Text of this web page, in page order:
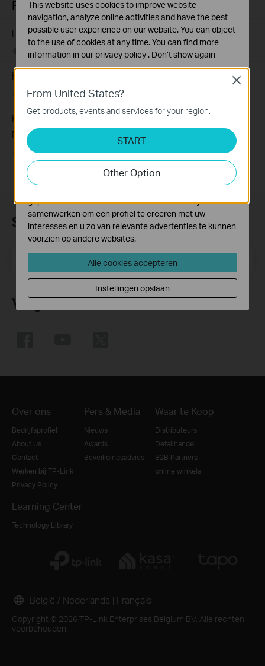
FAQs
How to Find the Model Number of Your TP-Link Device
01-12-2018 7625175
Hoe vind ik de hardware versie van een TP-Link product?
07-22-2016 25765498views
How to Find the Serial Number (S/N) on Your TP-Link
Device
03-19-2013 489173views
Subscription
Email Address
Volg Ons
Over ons
Bedrijfsprofiel
About Us
Contact
Werken bij TP-Link
Privacy Policy
Pers & Media
Nieuws
Awards
Beveiligingsadvies
Waar te Koop
Distributeurs
Detailhandel
B2B Partners
online winkels
Learning Center
Technology Library
Copyright © 2026 TP-Link Enterprises Belgium BV. Alle rechten
voorbehouden.
België / Nederlands | Français
From United States?
Get products, events and services for your region.
START
Other Option
Close
This website uses cookies to improve website
navigation, analyze online activities and have the best
possible user experience on our website. You can object
to the use of cookies at any time. You can find more
information in our privacy policy . Don’t show again
Deze cookies zijn noodzakelijk voor de werking van de
website en kunnen niet worden uitgeschakeld.
Cookies voor analyse geven ons de mogelijkheid uw
activiteiten op onze website te volgen en zo de
functionaliteit van de website aan te passen en te
verbeteren.
Marketing cookies kunnen op onze website worden
geplaatst door externe adverteerders waar wij mee
samenwerken om een profiel te creëren met uw
interesses en u zo van relevante advertenties te kunnen
voorzien op andere websites.
Alle cookies accepteren
Instellingen opslaan